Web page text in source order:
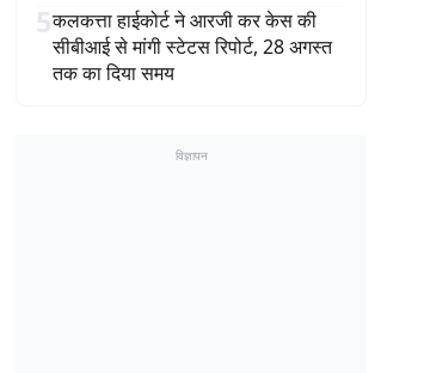
5कलकत्ता हाईकोर्ट ने आरजी कर केस की
सीबीआई से मांगी स्टेटस रिपोर्ट, 28 अगस्त
तक का दिया समय
विज्ञापन